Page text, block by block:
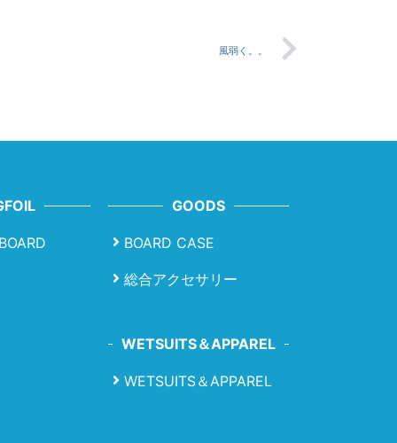
風弱く。。
GOODS
BOARD CASE
総合アクセサリー
WETSUITS＆APPAREL
WETSUITS＆APPAREL